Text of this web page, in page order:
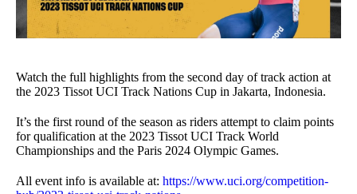
Watch the full highlights from the second day of track action at
the 2023 Tissot UCI Track Nations Cup in Jakarta, Indonesia.
It’s the first round of the season as riders attempt to claim points
for qualification at the 2023 Tissot UCI Track World
Championships and the Paris 2024 Olympic Games.
All event info is available at: https://www.uci.org/competition-